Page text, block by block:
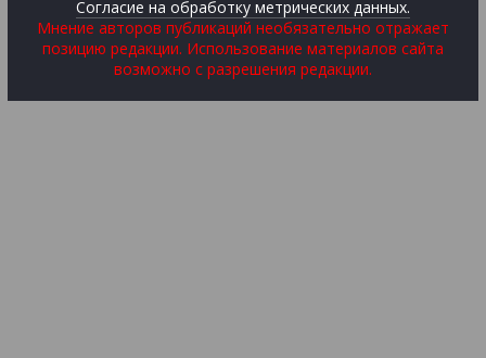
Согласие на обработку метрических данных.
Мнение авторов публикаций необязательно отражает
позицию редакции. Использование материалов сайта
возможно с разрешения редакции.